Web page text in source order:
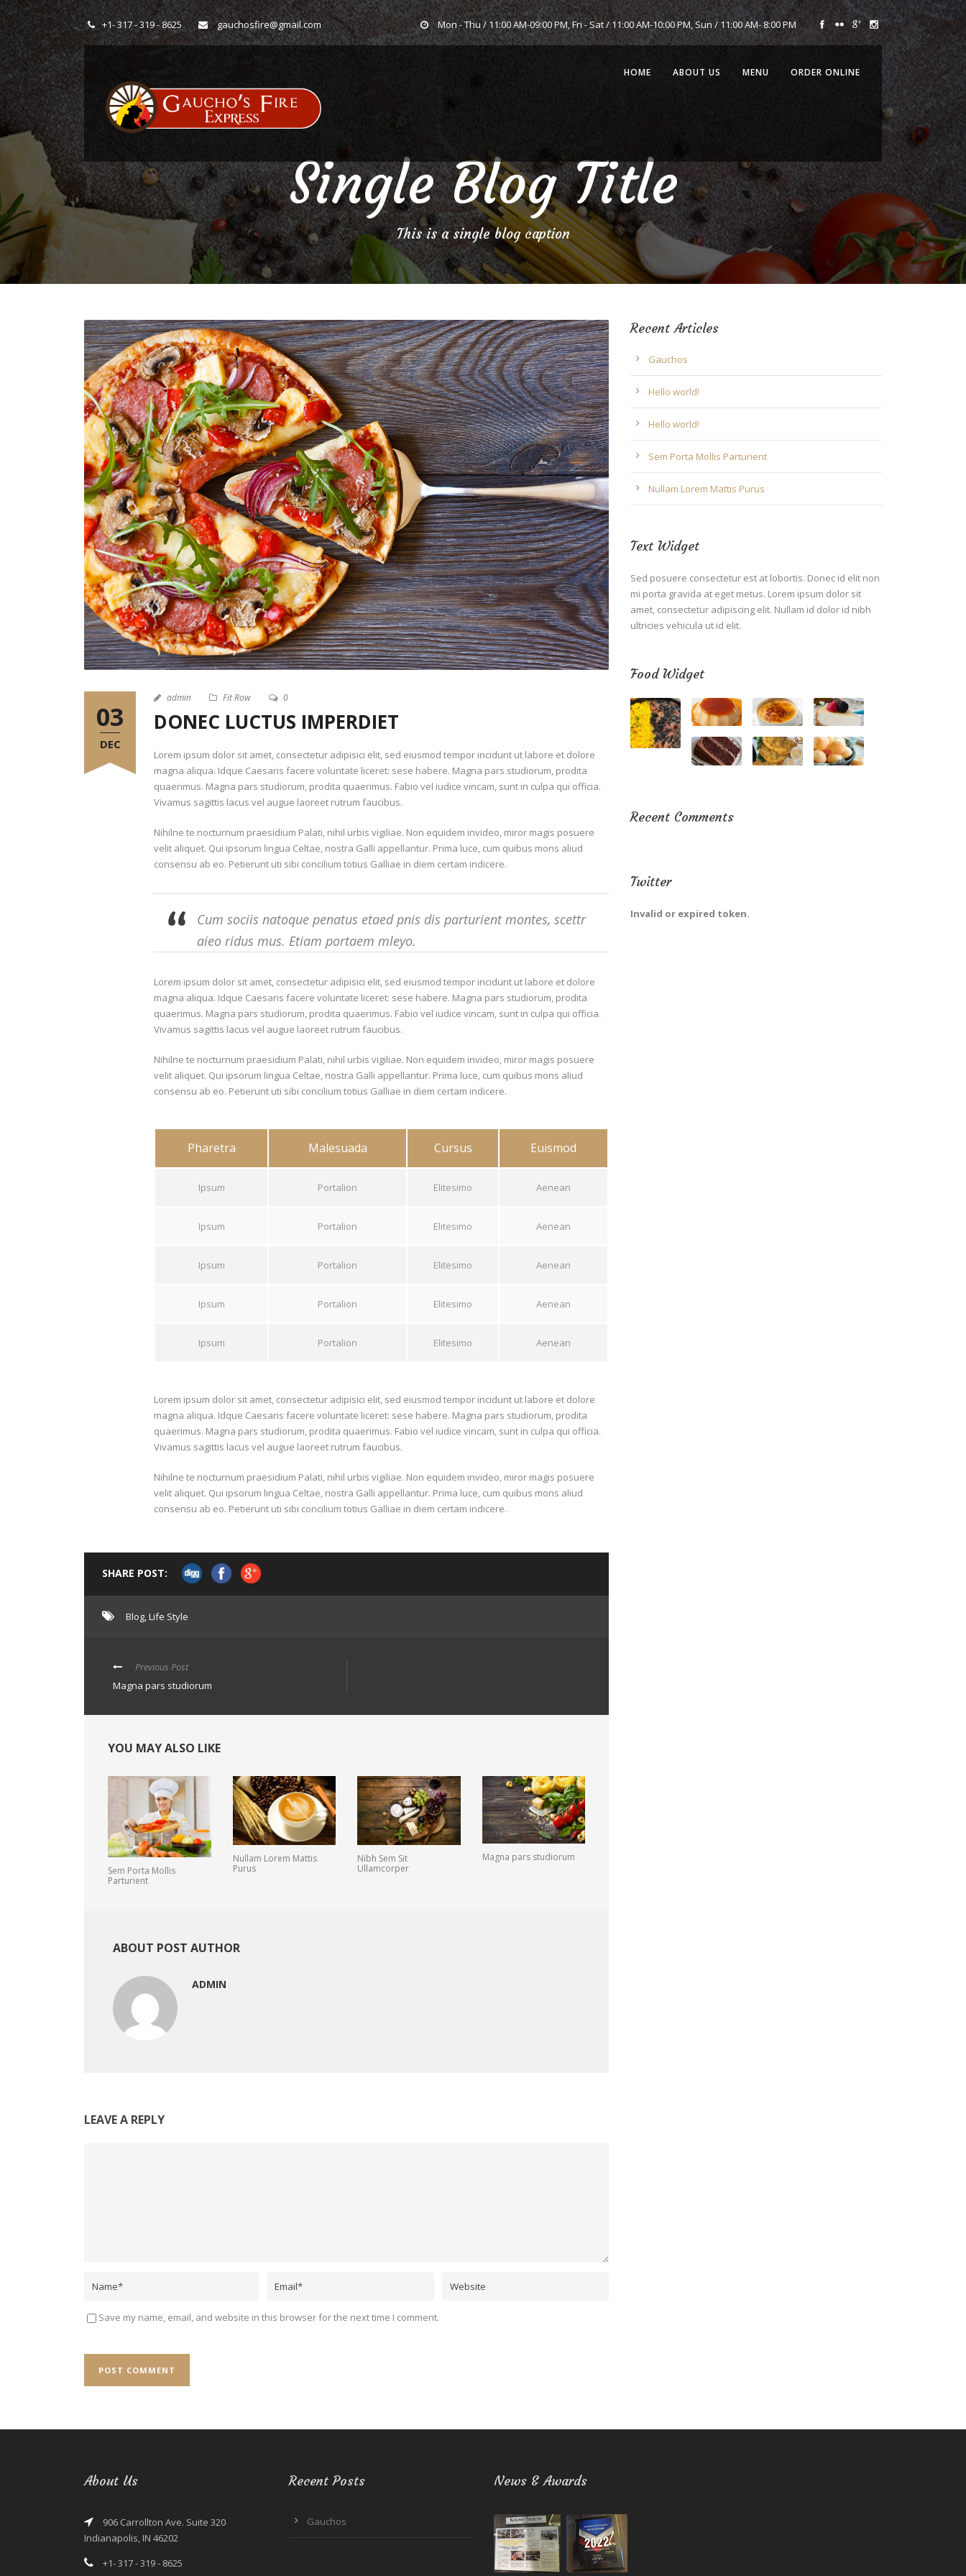
+1- 317 - 319 - 8625 gauchosfire@gmail.com Mon - Thu / 11:00 AM-09:00 PM, Fri - Sat / 11:00 AM-10:00 PM, Sun / 11:00 AM- 8:00 PM
HOME ABOUT US MENU ORDER ONLINE
Single Blog Title
This is a single blog caption
03
DEC
admin Fit Row 0
DONEC LUCTUS IMPERDIET
Lorem ipsum dolor sit amet, consectetur adipisici elit, sed eiusmod tempor incidunt ut labore et dolore
magna aliqua. Idque Caesaris facere voluntate liceret: sese habere. Magna pars studiorum, prodita
quaerimus. Magna pars studiorum, prodita quaerimus. Fabio vel iudice vincam, sunt in culpa qui officia.
Vivamus sagittis lacus vel augue laoreet rutrum faucibus.
Nihilne te nocturnum praesidium Palati, nihil urbis vigiliae. Non equidem invideo, miror magis posuere
velit aliquet. Qui ipsorum lingua Celtae, nostra Galli appellantur. Prima luce, cum quibus mons aliud
consensu ab eo. Petierunt uti sibi concilium totius Galliae in diem certam indicere.
Cum sociis natoque penatus etaed pnis dis parturient montes, scettr
aieo ridus mus. Etiam portaem mleyo.
Lorem ipsum dolor sit amet, consectetur adipisici elit, sed eiusmod tempor incidunt ut labore et dolore
magna aliqua. Idque Caesaris facere voluntate liceret: sese habere. Magna pars studiorum, prodita
quaerimus. Magna pars studiorum, prodita quaerimus. Fabio vel iudice vincam, sunt in culpa qui officia.
Vivamus sagittis lacus vel augue laoreet rutrum faucibus.
Nihilne te nocturnum praesidium Palati, nihil urbis vigiliae. Non equidem invideo, miror magis posuere
velit aliquet. Qui ipsorum lingua Celtae, nostra Galli appellantur. Prima luce, cum quibus mons aliud
consensu ab eo. Petierunt uti sibi concilium totius Galliae in diem certam indicere.
Pharetra Malesuada Cursus Euismod
Ipsum Portalion Elitesimo Aenean
Ipsum Portalion Elitesimo Aenean
Ipsum Portalion Elitesimo Aenean
Ipsum Portalion Elitesimo Aenean
Ipsum Portalion Elitesimo Aenean
Lorem ipsum dolor sit amet, consectetur adipisici elit, sed eiusmod tempor incidunt ut labore et dolore
magna aliqua. Idque Caesaris facere voluntate liceret: sese habere. Magna pars studiorum, prodita
quaerimus. Magna pars studiorum, prodita quaerimus. Fabio vel iudice vincam, sunt in culpa qui officia.
Vivamus sagittis lacus vel augue laoreet rutrum faucibus.
Nihilne te nocturnum praesidium Palati, nihil urbis vigiliae. Non equidem invideo, miror magis posuere
velit aliquet. Qui ipsorum lingua Celtae, nostra Galli appellantur. Prima luce, cum quibus mons aliud
consensu ab eo. Petierunt uti sibi concilium totius Galliae in diem certam indicere.
SHARE POST:
Blog,Life Style
Previous Post
Magna pars studiorum
YOU MAY ALSO LIKE
Sem Porta Mollis
Parturient
Nullam Lorem Mattis
Purus
Nibh Sem Sit
Ullamcorper
Magna pars studiorum
ABOUT POST AUTHOR
ADMIN
LEAVE A REPLY
Save my name, email, and website in this browser for the next time I comment.
Recent Articles
Gauchos
Hello world!
Hello world!
Sem Porta Mollis Parturient
Nullam Lorem Mattis Purus
Text Widget
Sed posuere consectetur est at lobortis. Donec id elit non
mi porta gravida at eget metus. Lorem ipsum dolor sit
amet, consectetur adipiscing elit. Nullam id dolor id nibh
ultricies vehicula ut id elit.
Food Widget
Recent Comments
Twitter
Invalid or expired token.
About Us
906 Carrollton Ave. Suite 320
Indianapolis, IN 46202
+1- 317 - 319 - 8625
Recent Posts
Gauchos
News & Awards